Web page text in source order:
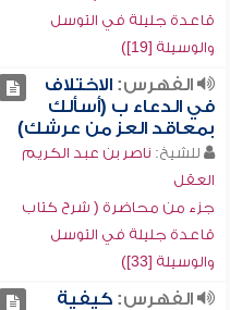
قاعدة جليلة في التوسل
والوسيلة [19])
الفهرس:الاختلاف
في الدعاء ب (أسألك
بمعاقد العز من عرشك)
للشيخ: ناصر بن عبد الكريم
العقل
جزء من محاضرة ( شرح كتاب
قاعدة جليلة في التوسل
والوسيلة [33])
الفهرس:كيفية